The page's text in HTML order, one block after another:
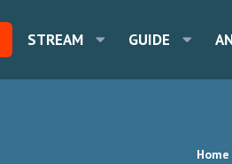
STREAM GUIDE
Home